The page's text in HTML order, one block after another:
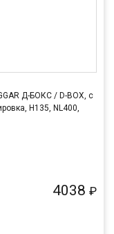
Д-БОКС / D-BOX, с
H135, NL400,
4038 ₽